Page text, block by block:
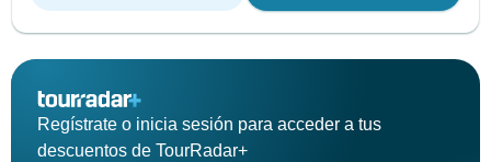
Regístrate o inicia sesión para acceder a tus
descuentos de TourRadar+